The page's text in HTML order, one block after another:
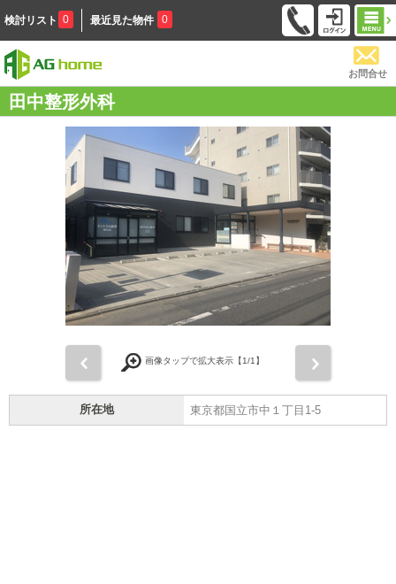
検討リスト 0 最近見た物件 0
お問合せ
田中整形外科
画像タップで拡大表示【1/1】
所在地 東京都国立市中１丁目1-5